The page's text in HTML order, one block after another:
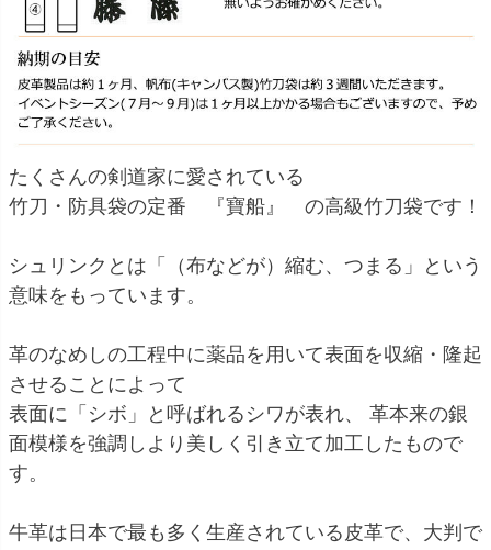
たくさんの剣道家に愛されている
竹刀・防具袋の定番 『寶船』 の高級竹刀袋です！
シュリンクとは「（布などが）縮む、つまる」という
意味をもっています。
革のなめしの工程中に薬品を用いて表面を収縮・隆起
させることによって
表面に「シボ」と呼ばれるシワが表れ、 革本来の銀
面模様を強調しより美しく引き立て加工したもので
す。
牛革は日本で最も多く生産されている皮革で、大判で